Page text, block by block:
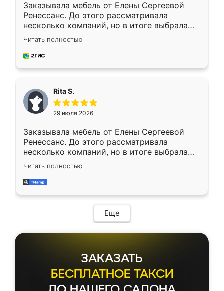
Заказывала мебель от Елены Сергеевой
Ренессанс. До этого рассматривала
несколько компаний, но в итоге выбрала
эту. Сначала обговорили условия, потом
приехал замерщик, всё спокойно объяснил
и снял размеры. Изготовили в срок, с
каких-либо доработок. Качеством осталась
довольна, все выглядит так, как и ожидала.
Читать полностью
Rita S.
29 июля 2026
Заказывала мебель от Елены Сергеевой
Ренессанс. До этого рассматривала
несколько компаний, но в итоге выбрала
эту. Сначала обговорили условия, потом
приехал замерщик, всё спокойно объяснил
и снял размеры. Изготовили в срок, с
мебель сразу встала на свое место без
каких-либо доработок. Качеством осталась
довольна, все выглядит так, как и ожидала.
Читать полностью
Еще
ЗАКАЗАТЬ
БЕСПЛАТНОЕ ТАКСИ